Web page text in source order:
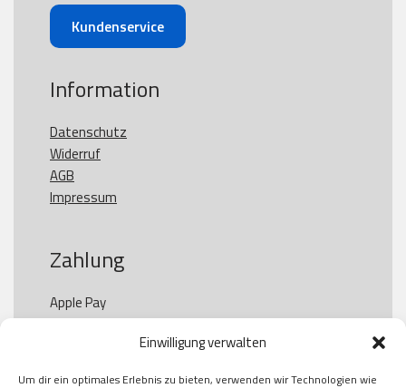
Einwilligung verwalten
Um dir ein optimales Erlebnis zu bieten, verwenden wir Technologien wie
Kundenservice
Information
Datenschutz
Widerruf
AGB
Impressum
Zahlung
Apple Pay
Paypal